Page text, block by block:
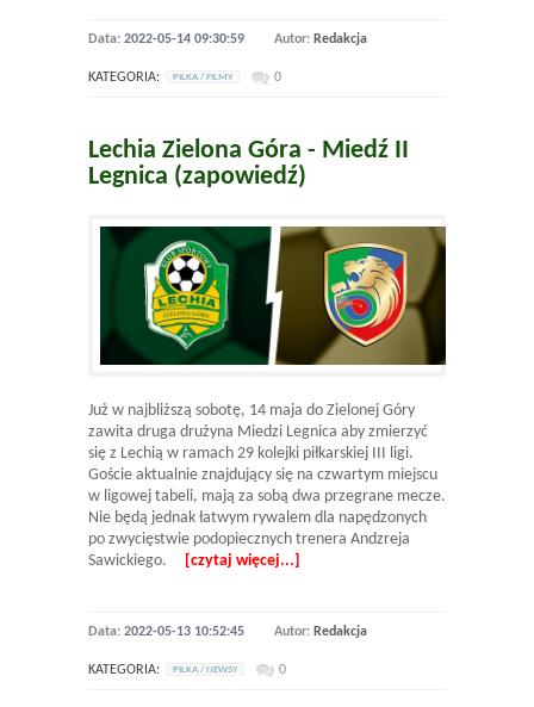
Data: 2022-05-14 09:30:59 Autor: Redakcja
KATEGORIA: PILKA / FILMY 0
Lechia Zielona Góra - Miedź II
Legnica (zapowiedź)
Już w najbliższą sobotę, 14 maja do Zielonej Góry
zawita druga drużyna Miedzi Legnica aby zmierzyć
się z Lechią w ramach 29 kolejki piłkarskiej III ligi.
Goście aktualnie znajdujący się na czwartym miejscu
w ligowej tabeli, mają za sobą dwa przegrane mecze.
Nie będą jednak łatwym rywalem dla napędzonych
po zwycięstwie podopiecznych trenera Andzreja
Sawickiego.
[czytaj więcej...]
Data: 2022-05-13 10:52:45 Autor: Redakcja
KATEGORIA: PILKA / NEWSY 0